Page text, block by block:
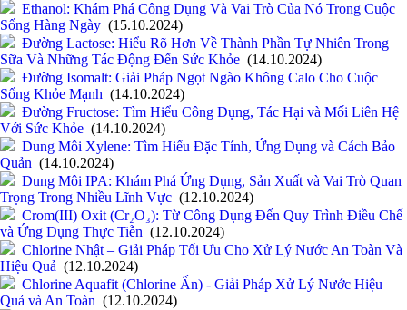
Ethanol: Khám Phá Công Dụng Và Vai Trò Của Nó Trong Cuộc
Sống Hàng Ngày (15.10.2024)
Đường Lactose: Hiểu Rõ Hơn Về Thành Phần Tự Nhiên Trong
Sữa Và Những Tác Động Đến Sức Khỏe (14.10.2024)
Đường Isomalt: Giải Pháp Ngọt Ngào Không Calo Cho Cuộc
Sống Khỏe Mạnh (14.10.2024)
Đường Fructose: Tìm Hiểu Công Dụng, Tác Hại và Mối Liên Hệ
Với Sức Khỏe (14.10.2024)
Dung Môi Xylene: Tìm Hiểu Đặc Tính, Ứng Dụng và Cách Bảo
Quản (14.10.2024)
Dung Môi IPA: Khám Phá Ứng Dụng, Sản Xuất và Vai Trò Quan
Trọng Trong Nhiều Lĩnh Vực (12.10.2024)
Crom(III) Oxit (Cr₂O₃): Từ Công Dụng Đến Quy Trình Điều Chế
và Ứng Dụng Thực Tiễn (12.10.2024)
Chlorine Nhật – Giải Pháp Tối Ưu Cho Xử Lý Nước An Toàn Và
Hiệu Quả (12.10.2024)
Chlorine Aquafit (Chlorine Ấn) - Giải Pháp Xử Lý Nước Hiệu
Quả và An Toàn (12.10.2024)